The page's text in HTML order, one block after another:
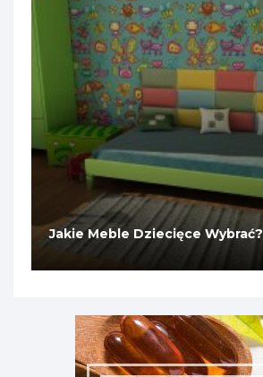
Jakie Meble Dziecięce Wybrać?